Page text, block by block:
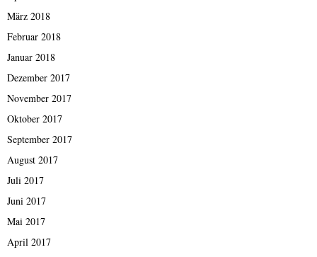
März 2018
Februar 2018
Januar 2018
Dezember 2017
November 2017
Oktober 2017
September 2017
August 2017
Juli 2017
Juni 2017
Mai 2017
April 2017